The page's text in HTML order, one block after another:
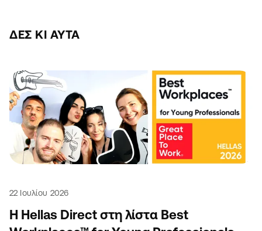
ΔΕΣ ΚΙ ΑΥΤΆ
22 Ιουλίου 2026
Η Hellas Direct στη λίστα Best